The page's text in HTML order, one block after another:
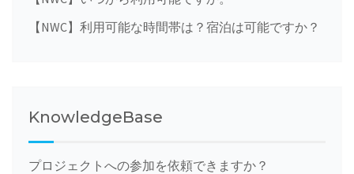
【NWC】利用可能な時間帯は？宿泊は可能ですか？
KnowledgeBase
プロジェクトへの参加を依頼できますか？